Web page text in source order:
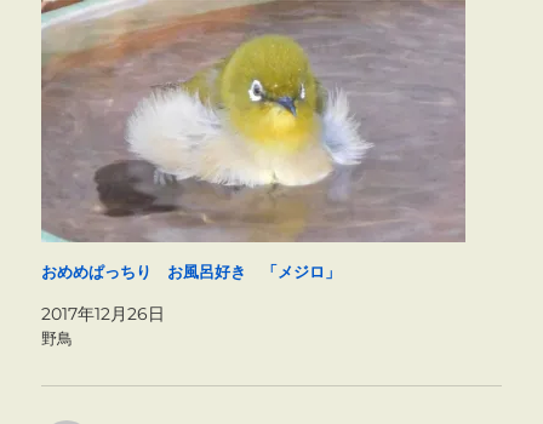
おめめぱっちり お風呂好き 「メジロ」
2017年12月26日
野鳥